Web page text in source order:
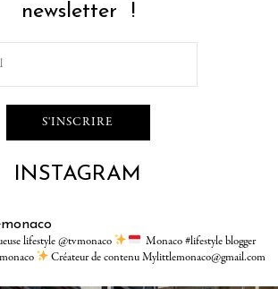
newsletter !
INSTAGRAM
lifestyle @tvmonaco
Monaco #lifestyle blogger
Créateur de contenu Mylittlemonaco@gmail.com